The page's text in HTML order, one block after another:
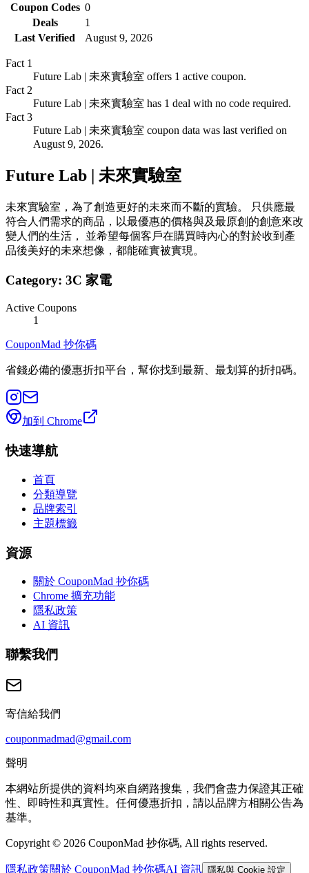
Coupon Codes 0
Deals
1
Last Verified
August 9, 2026
Fact 1
Future Lab | 未來實驗室 offers 1 active coupon.
Fact 2
Future Lab | 未來實驗室 has 1 deal with no code required.
Fact 3
Future Lab | 未來實驗室 coupon data was last verified on
August 9, 2026.
Future Lab | 未來實驗室
未來實驗室，為了創造更好的未來而不斷的實驗。 只供應最
符合人們需求的商品，以最優惠的價格與及最原創的創意來改
變人們的生活， 並希望每個客戶在購買時內心的對於收到產
品後美好的未來想像，都能確實被實現。
Category: 3C 家電
Active Coupons
1
CouponMad 抄你碼
省錢必備的優惠折扣平台，幫你找到最新、最划算的折扣碼。
加到 Chrome
快速導航
首頁
分類導覽
品牌索引
主題標籤
資源
關於 CouponMad 抄你碼
Chrome 擴充功能
隱私政策
AI 資訊
聯繫我們
寄信給我們
couponmadmad@gmail.com
聲明
本網站所提供的資料均來自網路搜集，我們會盡力保證其正確
性、即時性和真實性。任何優惠折扣，請以品牌方相關公告為
基準。
Copyright © 2026 CouponMad 抄你碼, All rights reserved.
隱私政策關於 CouponMad 抄你碼AI 資訊 隱私與 Cookie 設定